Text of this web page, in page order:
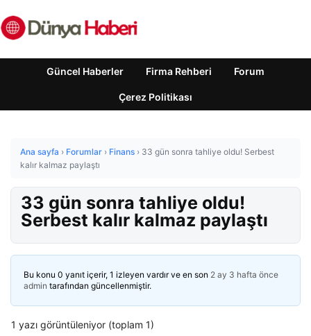
Güncel Haberler Firma Rehberi Forum
Çerez Politikası
Ana sayfa › Forumlar › Finans › 33 gün sonra tahliye oldu! Serbest
kalır kalmaz paylaştı
33 gün sonra tahliye oldu!
Serbest kalır kalmaz paylaştı
Bu konu 0 yanıt içerir, 1 izleyen vardır ve en son 2 ay 3 hafta önce
admin tarafından güncellenmiştir.
1 yazı görüntüleniyor (toplam 1)